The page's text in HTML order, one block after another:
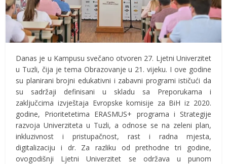
Danas je u Kampusu svečano otvoren 27. Ljetni Univerzitet
u Tuzli, čija je tema Obrazovanje u 21. vijeku. I ove godine
su planirani brojni edukativni i zabavni programi ističući da
su sadržaji definisani u skladu sa Preporukama i
zaključcima izvještaja Evropske komisije za BiH iz 2020.
godine, Prioritetetima ERASMUS+ programa i Strategije
razvoja Univerziteta u Tuzli, a odnose se na zeleni plan,
inkluzivnost i pristupačnost, rast i radna mjesta,
digitalizaciju i dr. Za razliku od prethodne tri godine,
ovogodišnji Ljetni Univerzitet se održava u punom